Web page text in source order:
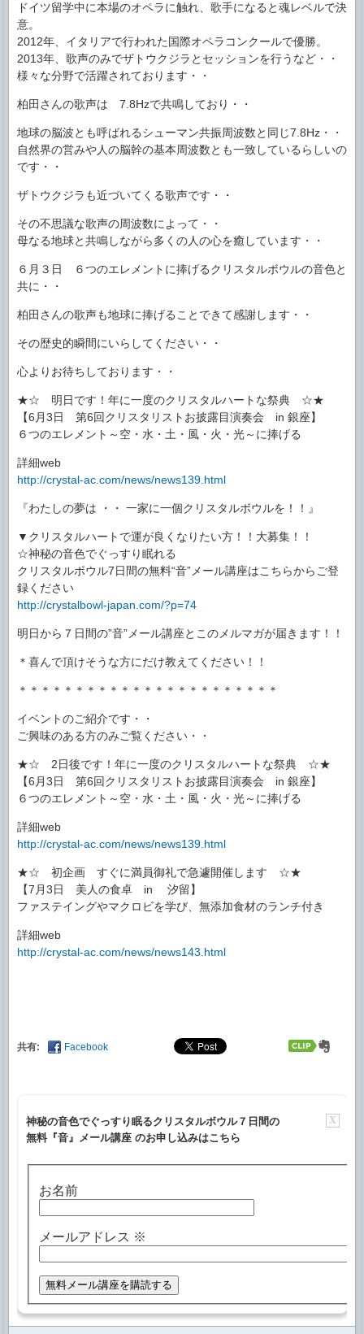
ドイツ留学中に本場のオペラに触れ、歌手になると魂レベルで決
意。
2012年、イタリアで行われた国際オペラコンクールで優勝。
2013年、歌声のみでザトウクジラとセッションを行うなど・・
様々な分野で活躍されております・・
柏田さんの歌声は 7.8Hzで共鳴しており・・
地球の脳波とも呼ばれるシューマン共振周波数と同じ7.8Hz・・
自然界の営みや人の脳幹の基本周波数とも一致しているらしいの
です・・
ザトウクジラも近づいてくる歌声です・・
その不思議な歌声の周波数によって・・
母なる地球と共鳴しながら多くの人の心を癒しています・・
６月３日 ６つのエレメントに捧げるクリスタルボウルの音色と
共に・・
柏田さんの歌声も地球に捧げることできて感謝します・・
その歴史的瞬間にいらしてください・・
心よりお待ちしております・・
★☆ 明日です！年に一度のクリスタルハートな祭典 ☆★
【6月3日 第6回クリスタリストお披露目演奏会 in 銀座】
６つのエレメント～空・水・土・風・火・光～に捧げる
詳細web
http://crystal-ac.com/news/news139.html
『わたしの夢は ・・ 一家に一個クリスタルボウルを！！』
▼クリスタルハートで運が良くなりたい方！！大募集！！
☆神秘の音色でぐっすり眠れる
クリスタルボウル7日間の無料“音”メール講座はこちらからご登
録ください
http://crystalbowl-japan.com/?p=74
明日から７日間の”音”メール講座とこのメルマガが届きます！！
＊喜んで頂けそうな方にだけ教えてください！！
＊＊＊＊＊＊＊＊＊＊＊＊＊＊＊＊＊＊＊＊＊＊＊
イベントのご紹介です・・
ご興味のある方のみご覧ください・・
★☆ 2日後です！年に一度のクリスタルハートな祭典 ☆★
【6月3日 第6回クリスタリストお披露目演奏会 in 銀座】
６つのエレメント～空・水・土・風・火・光～に捧げる
詳細web
http://crystal-ac.com/news/news139.html
★☆ 初企画 すぐに満員御礼で急遽開催します ☆★
【7月3日 美人の食卓 in 汐留】
ファステイングやマクロビを学び、無添加食材のランチ付き
詳細web
http://crystal-ac.com/news/news143.html
共有: Facebook
X
神秘の音色でぐっすり眠るクリスタルボウル７日間の
無料『音』メール講座 のお申し込みはこちら
お名前
メールアドレス ※